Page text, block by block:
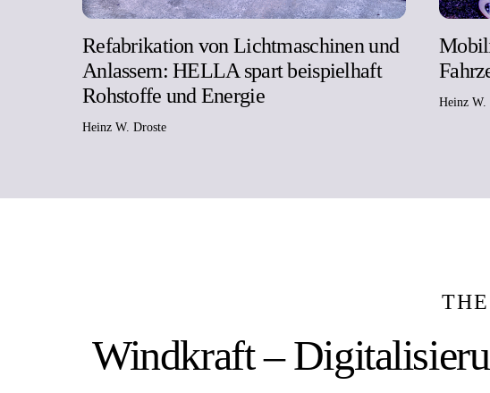
Refabrikation von Lichtmaschinen und
Anlassern: HELLA spart beispielhaft
Rohstoffe und Energie
Heinz W. Droste
Heinz W.
Windkraft –